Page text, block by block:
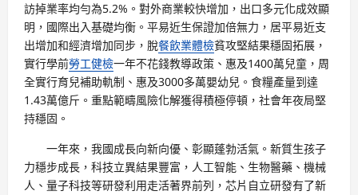
訪掉業率均勻為5.2%。對外商業較快增加，出口多元化成效顯
明，國際出入基礎均衡。平易近生保證加倍無力，居平易近支
出增加和經濟增加同步，脫餐飲業體檢貧攻堅結果穩固拓展，
實行學前勞工健檢一年不花錢教導政策、惠及1400萬兒童，周
全實行育兒補助軌制、惠及3000多萬嬰幼兒。食糧產量到達
1.43萬億斤。重點範疇風險化解獲得積極停頓，社會年夜局堅
持穩固。
一年來，我國成長向新向優、彰顯蓬勃活氣。新質生孩子
力穩步成長，科技立異結果豐富，人工智能、生物醫藥、機械
人、量子科技等研發利用走活著界前列，芯片自立研發有了新